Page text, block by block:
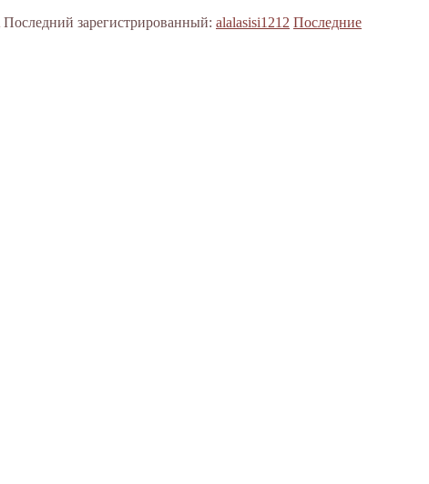
Последний зарегистрированный: alalasisi1212 Последние